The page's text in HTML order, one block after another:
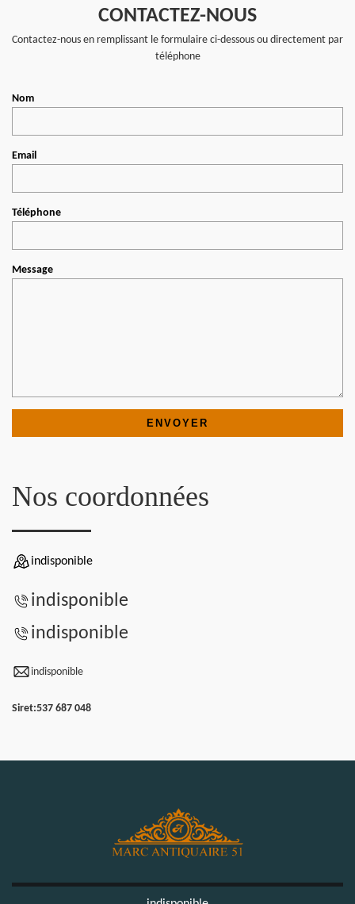
CONTACTEZ-NOUS
Contactez-nous en remplissant le formulaire ci-dessous ou directement par
téléphone
Nom
Email
Téléphone
Message
Nos coordonnées
indisponible
indisponible
indisponible
indisponible
Siret:537 687 048